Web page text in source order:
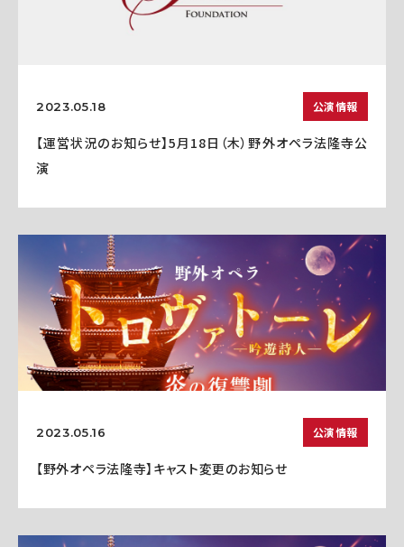
2023.05.18 公演情報
【運営状況のお知らせ】5月18日（木）野外オペラ法隆寺公
演
2023.05.16 公演情報
【野外オペラ法隆寺】キャスト変更のお知らせ